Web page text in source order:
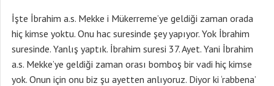
İşte İbrahim a.s. Mekke i Mükerreme’ye geldiği zaman orada
hiç kimse yoktu. Onu hac suresinde şey yapıyor. Yok İbrahim
suresinde. Yanlış yaptık. İbrahim suresi 37. Ayet. Yani İbrahim
a.s. Mekke’ye geldiği zaman orası bomboş bir vadi hiç kimse
yok. Onun için onu biz şu ayetten anlıyoruz. Diyor ki ‘rabbena’